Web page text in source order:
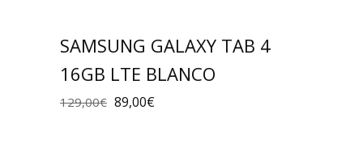
SAMSUNG GALAXY TAB 4
16GB LTE BLANCO
129,00€ 89,00€